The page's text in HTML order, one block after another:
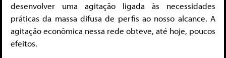
desenvolver uma agitação ligada às necessidades
práticas da massa difusa de perfis ao nosso alcance. A
agitação econômica nessa rede obteve, até hoje, poucos
efeitos.